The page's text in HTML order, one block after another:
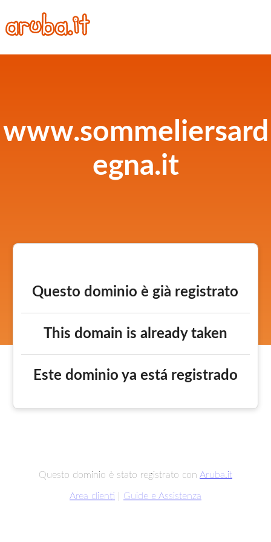
www.sommeliersard
egna.it
Questo dominio è già registrato
This domain is already taken
Este dominio ya está registrado
Questo dominio è stato registrato con Aruba.it
Area clienti Guide e Assistenza